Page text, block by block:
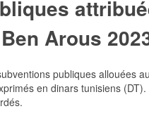
Arous
publiques allouées
en dinars tunisiens